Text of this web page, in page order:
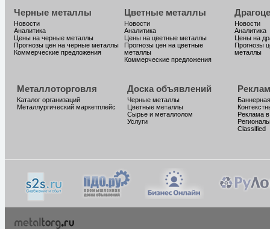
Черные металлы
Новости
Аналитика
Цены на черные металлы
Прогнозы цен на черные металлы
Коммерческие предложения
Цветные металлы
Новости
Аналитика
Цены на цветные металлы
Прогнозы цен на цветные
металлы
Коммерческие предложения
Новости
Аналитика
Цены на
Прогнозы
металлы
Металлоторговля
Каталог организаций
Металлургический маркетплейс
Доска объявлений
Черные металлы
Цветные металлы
Сырье и металлолом
Услуги
Реклама
Classified